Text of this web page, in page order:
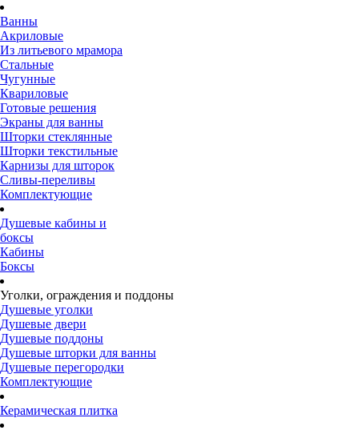
Ванны
Акриловые
Из литьевого мрамора
Стальные
Чугунные
Квариловые
Готовые решения
Экраны для ванны
Шторки стеклянные
Шторки текстильные
Карнизы для шторок
Сливы-переливы
Комплектующие
Душевые кабины и
боксы
Кабины
Боксы
Уголки, ограждения и поддоны
Душевые уголки
Душевые двери
Душевые поддоны
Душевые шторки для ванны
Душевые перегородки
Комплектующие
Керамическая плитка